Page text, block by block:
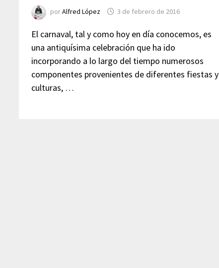
porAlfred López 3 de febrero de 2016
El carnaval, tal y como hoy en día conocemos, es
una antiquísima celebración que ha ido
incorporando a lo largo del tiempo numerosos
componentes provenientes de diferentes fiestas y
culturas, …